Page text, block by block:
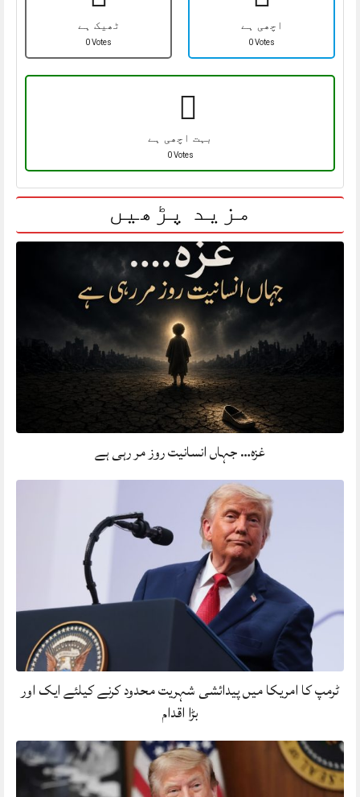
ٹھیک ہے
0 Votes
اچھی ہے
0 Votes
بہت اچھی ہے
0 Votes
مزید پڑھیں
غزہ… جہاں انسانیت روز مر رہی ہے
ٹرمپ کا امریکا میں پیدائشی شہریت محدود کرنے کیلئے ایک اور
بڑا اقدام